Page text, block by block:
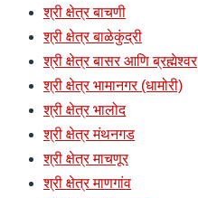
श्री क्षेत्र बाचणी
श्री क्षेत्र बाळेकुंद्री
श्री क्षेत्र बासर आणि ब्रह्मेश्वर
श्री क्षेत्र भामानगर (धामोरी)
श्री क्षेत्र भालोद
श्री क्षेत्र मंथनगड
श्री क्षेत्र माचणूर
श्री क्षेत्र माणगांव